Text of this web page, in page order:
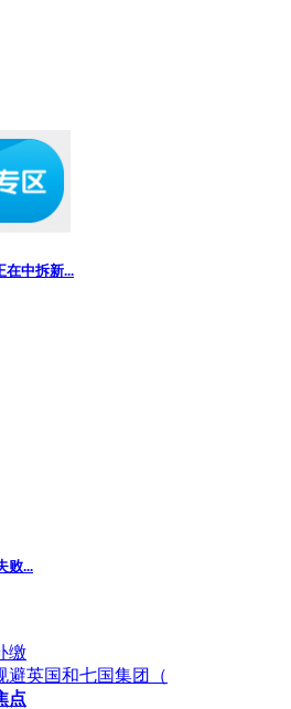
在中拆新...
败...
缴
避英国和七国集团（
点